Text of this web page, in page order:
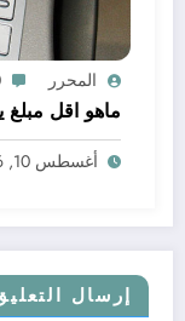
المحرر
ماهو اقل مبلغ
أغسطس 10, 2026
إرسال